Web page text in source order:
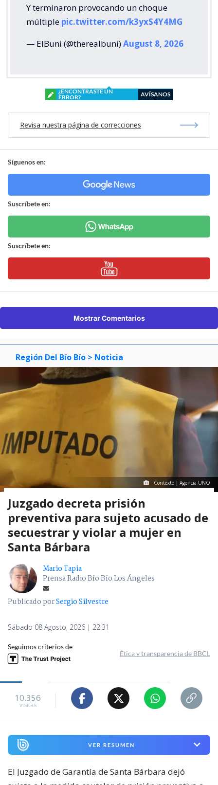
Y terminaron provocando un choque
múltiple pic.twitter.com/k3yxS4Y4MG
— ElBuni (@therealbuni)August 8, 2026
¿ENCONTRASTE UN
ERROR?
AVÍSANOS
Revisa nuestra página de correcciones
Síguenos en:
Suscríbete en:
Suscríbete en:
Mostrar Comentarios
Región Del Bío Bío > Noticia
Contexto | Agencia UNO
Juzgado decreta prisión
preventiva para sujeto acusado de
secuestrar y violar a mujer en
Santa Bárbara
Mario Tapia
Prensa Radio Bío Bío Los Ángeles
Publicado porSergio Silvestre
Sábado 08 Agosto, 2026 | 22:31
Seguimos criterios de
Ética y transparencia de BBCL
10.356
visitas
VER RESUMEN
El Juzgado de Garantía de Santa Bárbara dejó